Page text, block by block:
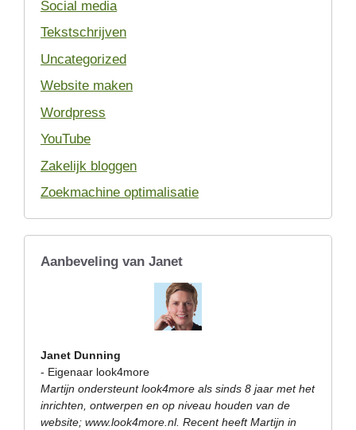
Social media
Tekstschrijven
Uncategorized
Website maken
Wordpress
YouTube
Zakelijk bloggen
Zoekmachine optimalisatie
Aanbeveling van Janet
Janet Dunning
- Eigenaar look4more
Martijn ondersteunt look4more als sinds 8 jaar met het
inrichten, ontwerpen en op niveau houden van de
website; www.look4more.nl. Recent heeft Martijn in